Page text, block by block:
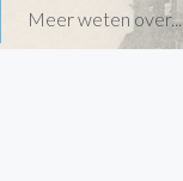
Meer weten over...